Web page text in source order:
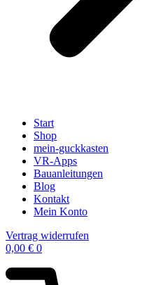
Start
Shop
mein-guckkasten
VR-Apps
Bauanleitungen
Blog
Kontakt
Mein Konto
Vertrag widerrufen
0,00 € 0